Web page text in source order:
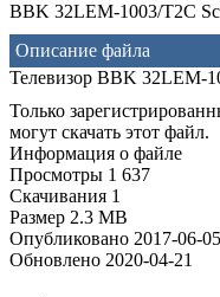
BBK 32LEM-1003/T2C
Описание файла
Телевизор BBK 32LEM-
Только
могут скачать этот файл.
Информация о файле
Просмотры 1 637
Скачивания 1
Размер 2.3 MB
Опубликовано 2017-06-05
Обновлено 2020-04-21